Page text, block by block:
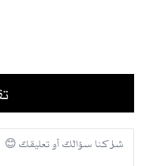
الكي بالبخار للحفاظ على
تخزين العباية في مكان مهوّى
نصيحة تنسيق:
نسّقيها مع إكسسوارات ذهبية
الذهبية